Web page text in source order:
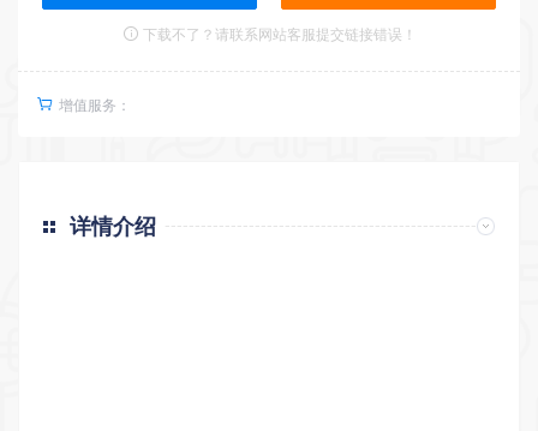
下载不了？请联系网站客服提交链接错误！
增值服务：
详情介绍